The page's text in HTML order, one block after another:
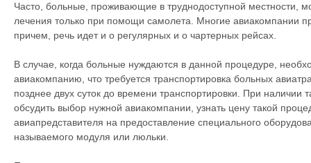
Часто, больные, проживающие в труднодоступной местности,
лечения только при помощи самолета. Многие авиакомпании
причем, речь идет и о регулярных и о чартерных рейсах.
В случае, когда больные нуждаются в данной процедуре,
авиакомпанию, что требуется транспортировка больных
позднее двух суток до времени транспортировки. При наличии
обсудить выбор нужной авиакомпании, узнать цену такой
авиапредставителя на предоставление специального
называемого модуля или люльки.